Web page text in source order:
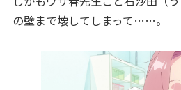
の壁まで壊してしまって……。